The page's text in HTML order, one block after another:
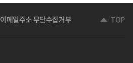
이메일주소 무단수집거부 TOP